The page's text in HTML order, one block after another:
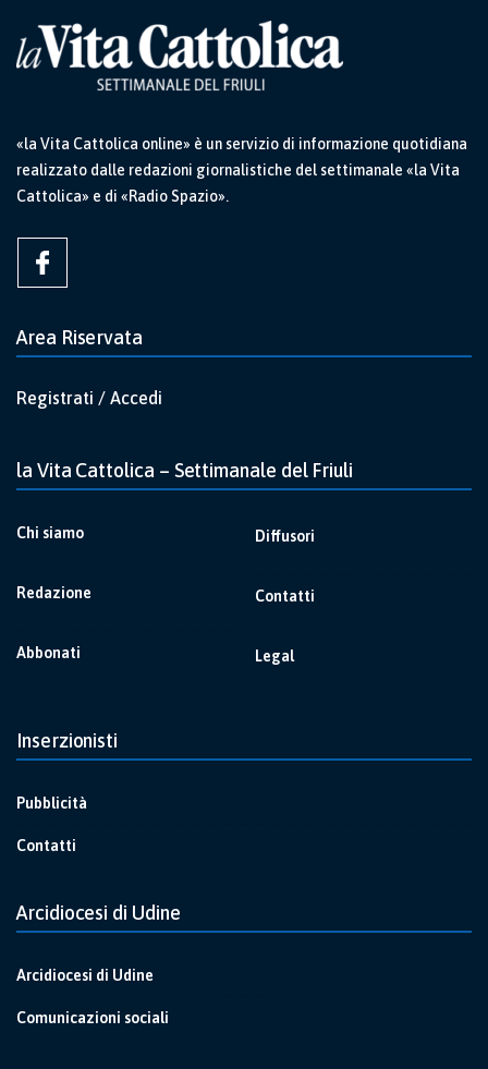
«la Vita Cattolica online» è un servizio di informazione quotidiana
realizzato dalle redazioni giornalistiche del settimanale «la Vita
Cattolica» e di «Radio Spazio».
Area Riservata
Registrati / Accedi
la Vita Cattolica – Settimanale del Friuli
Chi siamo
Redazione
Abbonati
Diffusori
Contatti
Legal
Inserzionisti
Pubblicità
Contatti
Arcidiocesi di Udine
Arcidiocesi di Udine
Comunicazioni sociali